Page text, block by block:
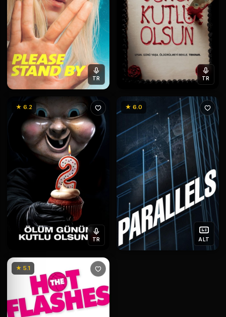
TR TR
★ 6.2
TR
★ 6.0
ALT
★ 5.1